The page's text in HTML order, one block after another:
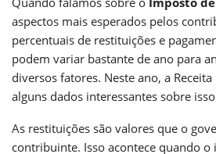
aspectos mais esperados pelos
percentuais de restituições e
podem variar bastante de ano para
diversos fatores. Neste ano, a
alguns dados interessantes sobre
As restituições são valores que o
contribuinte. Isso acontece quando